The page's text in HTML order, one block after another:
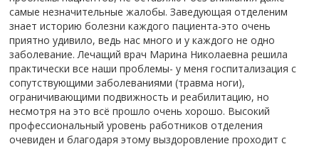
самые незначительные жалобы. Заведующая отделеним
знает историю болезни каждого пациента-это очень
приятно удивило, ведь нас много и у каждого не одно
заболевание. Лечащий врач Марина Николаевна решила
практически все наши проблемы- у меня госпитализация с
сопутствующими заболеваниями (травма ноги),
ограничивающими подвижность и реабилитацию, но
несмотря на это всё прошло очень хорошо. Высокий
профессиональный уровень работников отделения
очевиден и благодаря этому выздоровление проходит с